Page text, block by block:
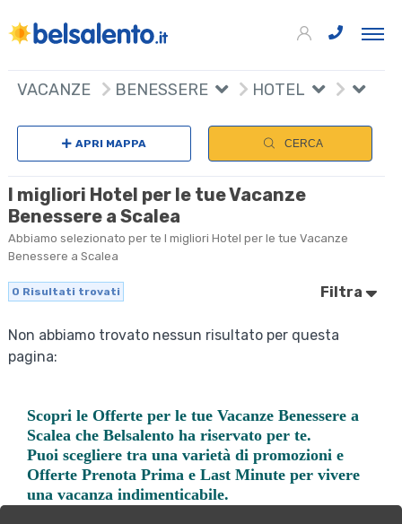
VACANZE BENESSERE HOTEL
APRI MAPPA CERCA
I migliori Hotel per le tue Vacanze
Benessere a Scalea
Abbiamo selezionato per te I migliori Hotel per le tue Vacanze
Benessere a Scalea
0 Risultati trovati Filtra
Non abbiamo trovato nessun risultato per questa
pagina:
Scopri leOfferte per le tue Vacanze Benessere a
Scalea che Belsalento ha riservato per te.
Puoi scegliere tra una varietà di promozioni e
Offerte Prenota Prima e Last Minute per vivere
una vacanza indimenticabile.